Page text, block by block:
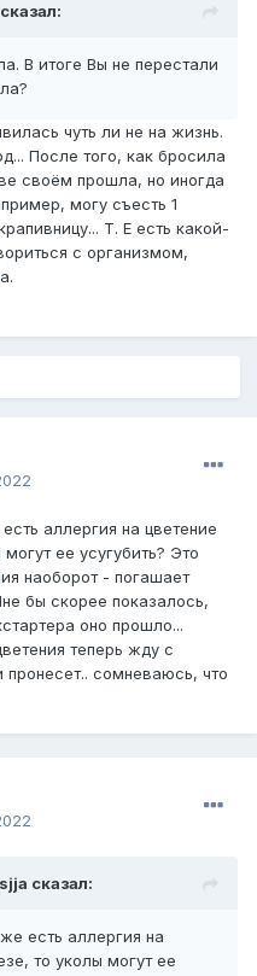
сказал:
В итоге Вы не перестали
чуть ли не на жизнь.
После того, как бросила
своём прошла, но иногда
могу съесть 1
Т. Е есть какой-
с организмом,
аллергия на цветение
ее усугубить? Это
наоборот - погашает
бы скорее показалось,
оно прошло...
теперь жду с
сомневаюсь, что
сказал:
есть аллергия на
то уколы могут ее